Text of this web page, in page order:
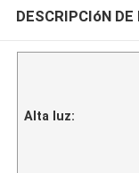
DESCRIPCIóN DE
Alta luz: